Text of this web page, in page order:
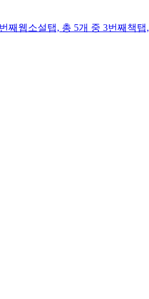
째 웹소설탭, 총 5개 중 3번째 책탭,